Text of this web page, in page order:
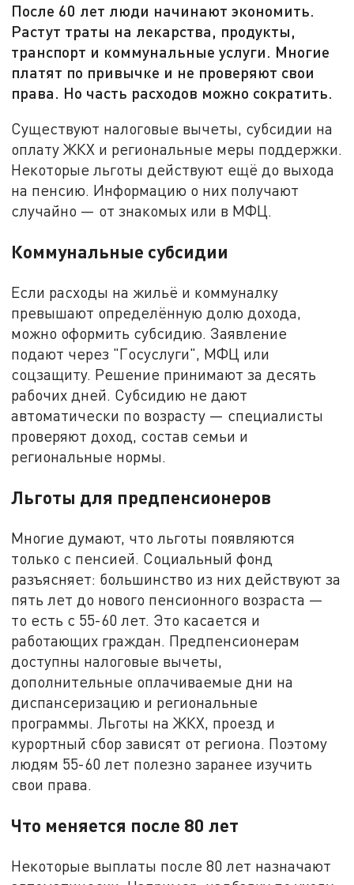
После 60 лет люди начинают экономить.
Растут траты на лекарства, продукты,
транспорт и коммунальные услуги. Многие
платят по привычке и не проверяют свои
права. Но часть расходов можно сократить.
Существуют налоговые вычеты, субсидии на
оплату ЖКХ и региональные меры поддержки.
Некоторые льготы действуют ещё до выхода
на пенсию. Информацию о них получают
случайно — от знакомых или в МФЦ.
Коммунальные субсидии
Если расходы на жильё и коммуналку
превышают определённую долю дохода,
можно оформить субсидию. Заявление
подают через "Госуслуги", МФЦ или
соцзащиту. Решение принимают за десять
рабочих дней. Субсидию не дают
автоматически по возрасту — специалисты
проверяют доход, состав семьи и
региональные нормы.
Льготы для предпенсионеров
Многие думают, что льготы появляются
только с пенсией. Социальный фонд
разъясняет: большинство из них действуют за
пять лет до нового пенсионного возраста —
то есть с 55-60 лет. Это касается и
работающих граждан. Предпенсионерам
доступны налоговые вычеты,
дополнительные оплачиваемые дни на
диспансеризацию и региональные
программы. Льготы на ЖКХ, проезд и
курортный сбор зависят от региона. Поэтому
людям 55-60 лет полезно заранее изучить
свои права.
Что меняется после 80 лет
Некоторые выплаты после 80 лет назначают